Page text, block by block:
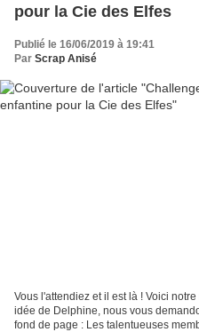
pour la Cie des Elfes
Publié le 16/06/2019 à 19:41
Par Scrap Anisé
Vous l'attendiez et il est là ! Voici
idée de Delphine, nous vous
fond de page : Les talentueuses